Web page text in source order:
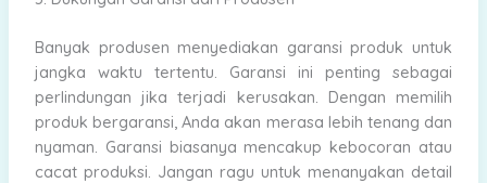
Banyak produsen menyediakan garansi produk untuk
jangka waktu tertentu. Garansi ini penting sebagai
perlindungan jika terjadi kerusakan. Dengan memilih
produk bergaransi, Anda akan merasa lebih tenang dan
nyaman. Garansi biasanya mencakup kebocoran atau
cacat produksi. Jangan ragu untuk menanyakan detail